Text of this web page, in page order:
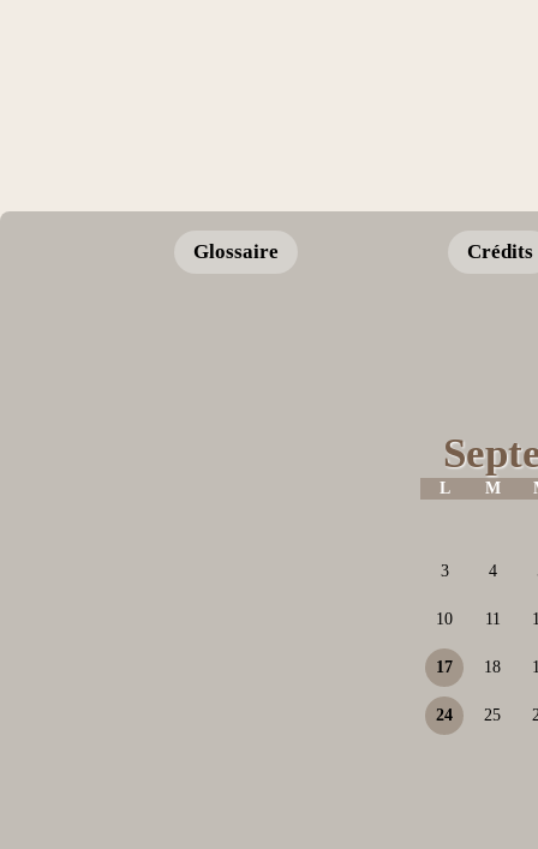
Glossaire Crédits
L M
3 4
10 11
17 18
24 25